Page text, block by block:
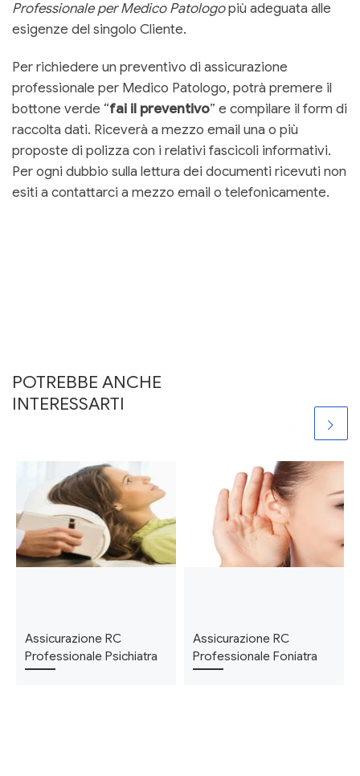
Professionale per Medico Patologopiù adeguata alle
esigenze del singolo Cliente.
Per richiedere un preventivo di assicurazione
professionale per Medico Patologo, potrà premere il
bottone verde “fai il preventivo” e compilare il form di
raccolta dati. Riceverà a mezzo email una o più
proposte di polizza con i relativi fascicoli informativi.
Per ogni dubbio sulla lettura dei documenti ricevuti non
esiti a contattarci a mezzo email o telefonicamente.
POTREBBE ANCHE
INTERESSARTI
Assicurazione RC
Professionale Psichiatra
Assicurazione RC
Professionale Foniatra